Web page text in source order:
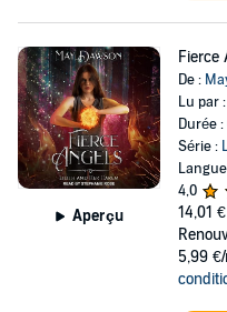
Aperçu
Fierce
De :
Lu par :
Durée
Série :
4,0
14,01 €
5,99